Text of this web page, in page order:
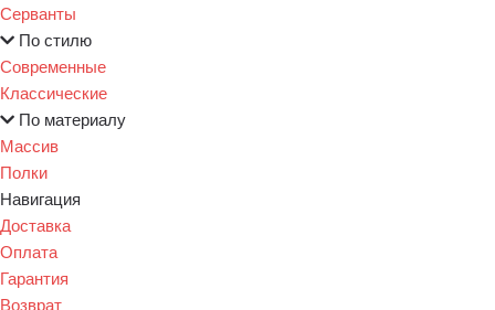
Серванты
По стилю
Современные
Классические
По материалу
Массив
Полки
Навигация
Доставка
Оплата
Гарантия
Возврат